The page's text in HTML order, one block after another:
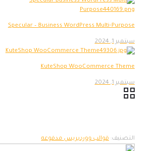
Specular – Business WordPress Multi-Purpose
سبتمبر 1, 2024
KuteShop WooCommerce Theme
سبتمبر 1, 2024
التصنيف: قوالب ووردبريس مدفوعه